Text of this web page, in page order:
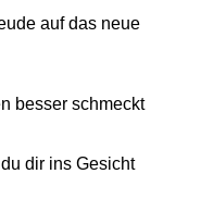
auf das neue
besser schmeckt
dir ins Gesicht